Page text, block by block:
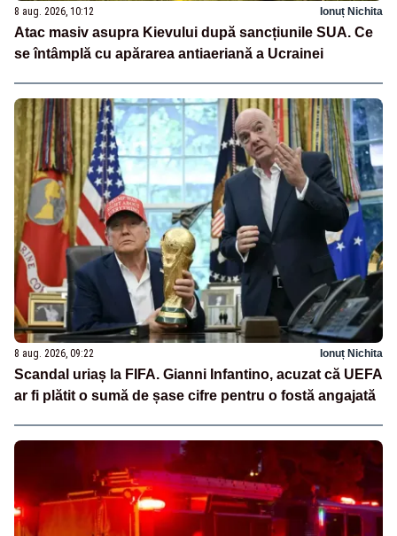
8 aug. 2026, 10:12 Ionuț Nichita
Atac masiv asupra Kievului după sancțiunile SUA. Ce
se întâmplă cu apărarea antiaeriană a Ucrainei
8 aug. 2026, 09:22 Ionuț Nichita
Scandal uriaș la FIFA. Gianni Infantino, acuzat că UEFA
ar fi plătit o sumă de șase cifre pentru o fostă angajată